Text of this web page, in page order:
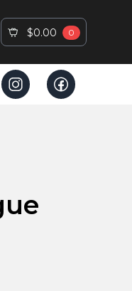
$0.00 0